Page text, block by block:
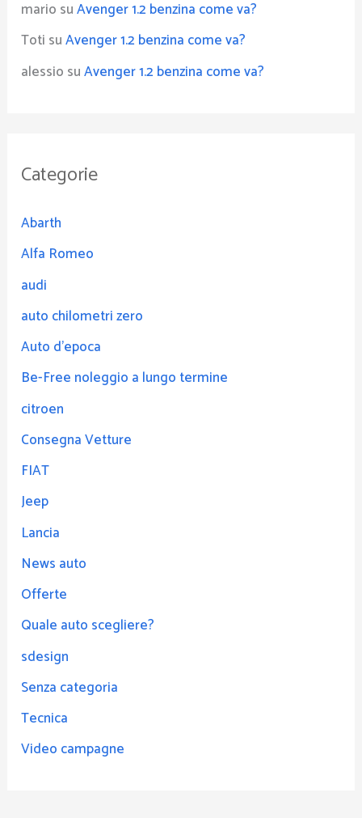
mario suAvenger 1.2 benzina come va?
Toti suAvenger 1.2 benzina come va?
alessio suAvenger 1.2 benzina come va?
Categorie
Abarth
Alfa Romeo
audi
auto chilometri zero
Auto d'epoca
Be-Free noleggio a lungo termine
citroen
Consegna Vetture
FIAT
Jeep
Lancia
News auto
Offerte
Quale auto scegliere?
sdesign
Senza categoria
Tecnica
Video campagne